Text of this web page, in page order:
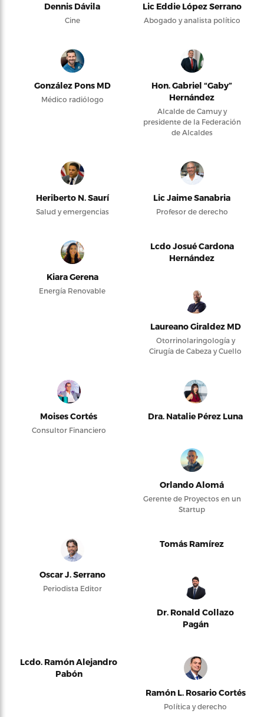
Dennis Dávila
Cine
Lic Eddie López Serrano
Abogado y analista político
González Pons MD
Médico radiólogo
Hon. Gabriel “Gaby”
Hernández
Alcalde de Camuy y
presidente de la Federación
de Alcaldes
Heriberto N. Saurí
Salud y emergencias
Lic Jaime Sanabria
Profesor de derecho
Kiara Gerena
Energía Renovable
Lcdo Josué Cardona
Hernández
Laureano Giraldez MD
Otorrinolaringología y
Cirugía de Cabeza y Cuello
Moises Cortés
Consultor Financiero
Dra. Natalie Pérez Luna
Orlando Alomá
Gerente de Proyectos en un
Startup
Oscar J. Serrano
Periodista Editor
Tomás Ramírez
Dr. Ronald Collazo
Pagán
Lcdo. Ramón Alejandro
Pabón
Ramón L. Rosario Cortés
Política y derecho